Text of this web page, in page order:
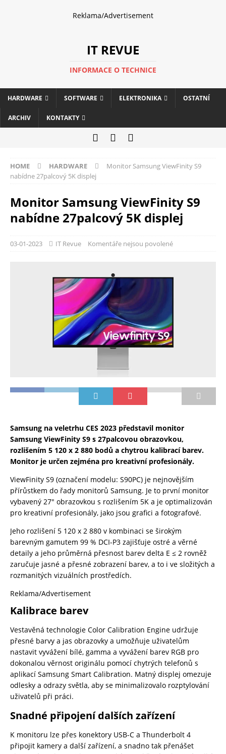
Reklama/Advertisement
IT REVUE
INFORMACE O TECHNICE
HARDWARE SOFTWARE ELEKTRONIKA OSTATNÍ
ARCHIV KONTAKTY
HOME HARDWARE
Monitor Samsung ViewFinity S9
nabídne 27palcový 5K displej
Monitor Samsung ViewFinity S9
nabídne 27palcový 5K displej
03-01-2023 IT Revue Komentáře nejsou povolené
Samsung na veletrhu CES 2023 představil monitor
Samsung ViewFinity S9 s 27palcovou obrazovkou,
rozlišením 5 120 x 2 880 bodů a chytrou kalibrací barev.
Monitor je určen zejména pro kreativní profesionály.
ViewFinity S9 (označení modelu: S90PC) je nejnovějším
přírůstkem do řady monitorů Samsung. Je to první monitor
vybavený 27″ obrazovkou s rozlišením 5K a je optimalizován
pro kreativní profesionály, jako jsou grafici a fotografové.
Jeho rozlišení 5 120 x 2 880 v kombinaci se širokým
barevným gamutem 99 % DCI-P3 zajišťuje ostré a věrné
detaily a jeho průměrná přesnost barev delta E ≤ 2 rovněž
zaručuje jasné a přesné zobrazení barev, a to i ve složitých a
rozmanitých vizuálních prostředích.
Reklama/Advertisement
Kalibrace barev
Vestavěná technologie Color Calibration Engine udržuje
přesné barvy a jas obrazovky a umožňuje uživatelům
nastavit vyvážení bílé, gamma a vyvážení barev RGB pro
dokonalou věrnost originálu pomocí chytrých telefonů s
aplikací Samsung Smart Calibration. Matný displej omezuje
odlesky a odrazy světla, aby se minimalizovalo rozptylování
uživatelů při práci.
Snadné připojení dalších zařízení
K monitoru lze přes konektory USB-C a Thunderbolt 4
připojit kamery a další zařízení, a snadno tak přenášet